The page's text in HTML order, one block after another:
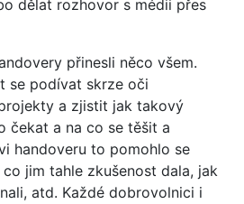
dělat rozhovor s médii přes
přinesli něco všem.
se podívat skrze oči
a zjistit jak takový
čekat a na co se těšit a
handoveru to pomohlo se
jim tahle zkušenost dala, jak
atd. Každé dobrovolnici i